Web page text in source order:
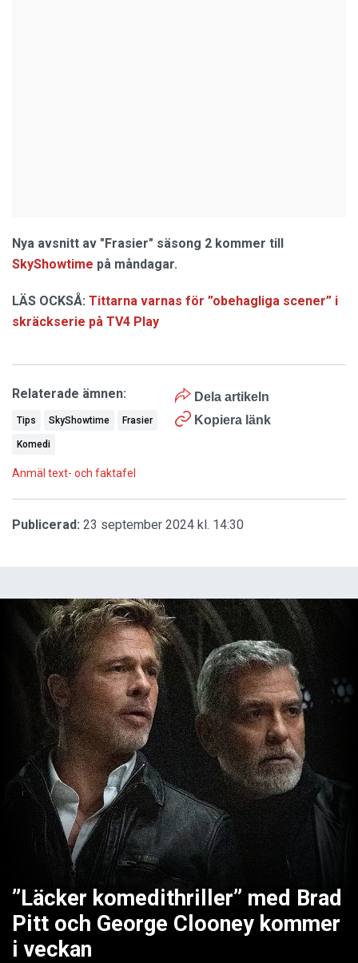
Nya avsnitt av "Frasier" säsong 2 kommer till
SkyShowtime på måndagar.
LÄS OCKSÅ: Tittarna varnas för ”obehagliga scener” i
skräckserie på TV4 Play
Dela artikeln
Kopiera länk
Relaterade ämnen:
Tips SkyShowtime Frasier
Komedi
Anmäl text- och faktafel
Publicerad: 23 september 2024 kl. 14:30
”Läcker komedithriller” med Brad
Pitt och George Clooney kommer
i veckan